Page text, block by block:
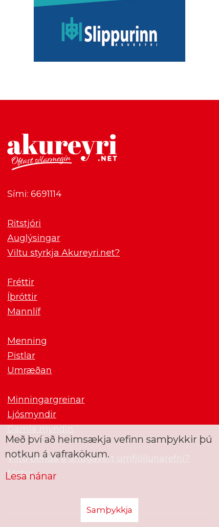
Sími: 6691114
Ritstjóri
Auglýsingar
Viltu styrkja Akureyri.net?
Fréttir
Íþróttir
Mannlíf
Menning
Pistlar
Umræðan
Minningargreinar
Ljósmyndir
Gamla myndin
Viltu benda á áhugavert umfjöllunarefni?
Matur
Með því að heimsækja vefinn samþykkir þú
notkun á vafrakökum.
Lesa nánar
Samþykkja